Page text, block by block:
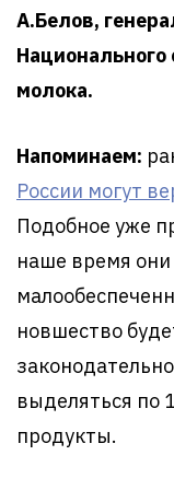
А.Белов,
молока.
Напоминаем:
России могут
Подобное уже
наше время
новшество
выделяться по
продукты.